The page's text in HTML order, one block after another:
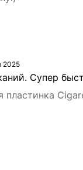
2025
Супер
пластинка